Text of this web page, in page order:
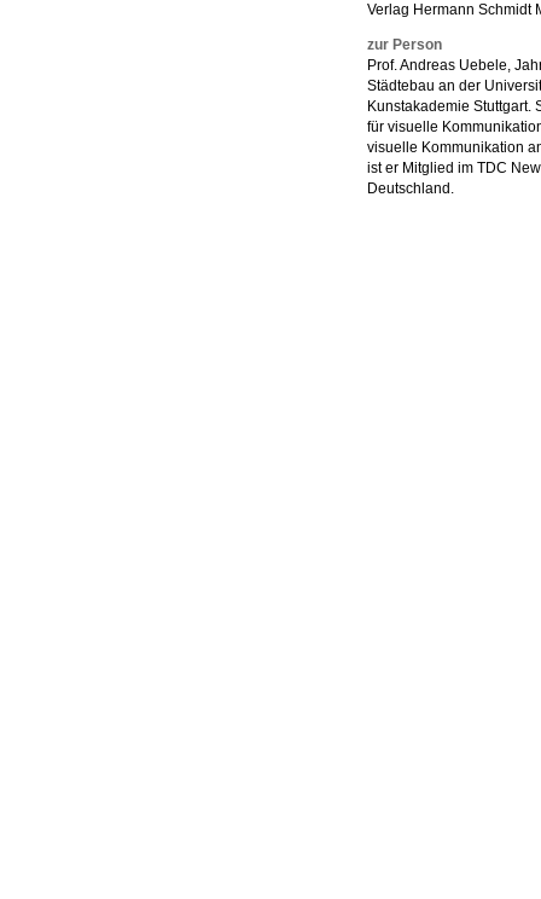
Verlag Hermann Schmidt
zur Person
Prof. Andreas Uebele,
Städtebau an der
Kunstakademie Stuttgart.
für visuelle
visuelle Kommunikation
ist er Mitglied im TDC
Deutschland.